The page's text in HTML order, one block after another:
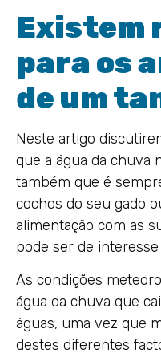
Existem
para os
de um
Neste artigo
que a água da chuva
também que é
cochos do seu gado
alimentação com as
pode ser de
As condições
água da chuva que
águas, uma vez que
destes diferentes